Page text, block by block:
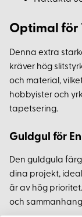
Optimal för
Denna extra
kräver hög
och material,
hobbyister och
tapetsering.
Guldgul för
Den guldgula
dina projekt,
är av hög
och